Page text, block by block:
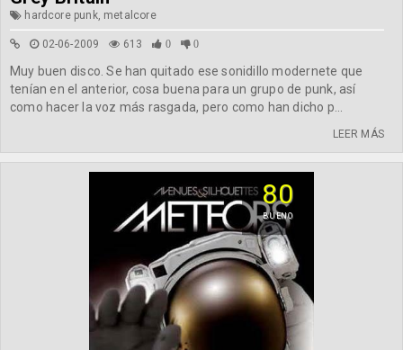
hardcore punk, metalcore
02-06-2009 613 0 0
Muy buen disco. Se han quitado ese sonidillo modernete que
tenían en el anterior, cosa buena para un grupo de punk, así
como hacer la voz más rasgada, pero como han dicho p...
LEER MÁS
80
BUENO